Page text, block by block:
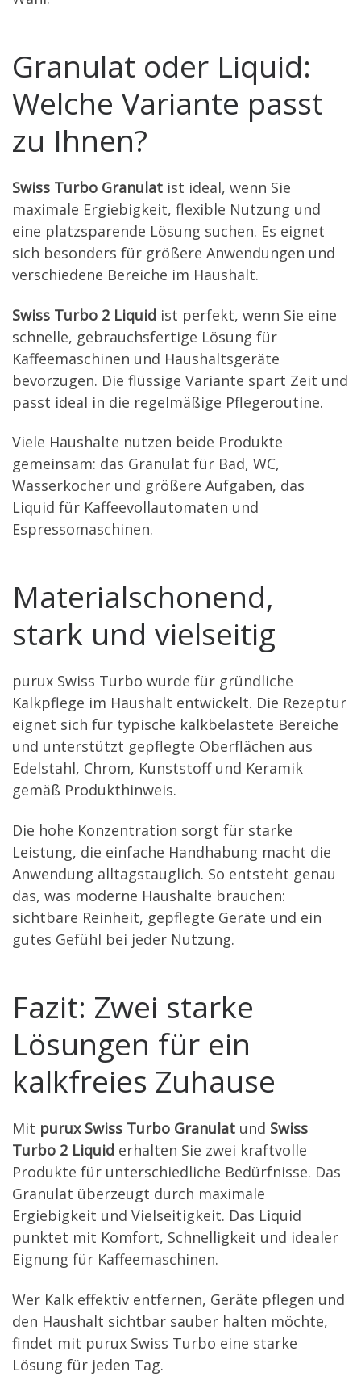
Granulat oder Liquid:
Welche Variante passt
zu Ihnen?
Swiss Turbo Granulat ist ideal, wenn Sie
maximale Ergiebigkeit, flexible Nutzung und
eine platzsparende Lösung suchen. Es eignet
sich besonders für größere Anwendungen und
verschiedene Bereiche im Haushalt.
Swiss Turbo 2 Liquid ist perfekt, wenn Sie eine
schnelle, gebrauchsfertige Lösung für
Kaffeemaschinen und Haushaltsgeräte
bevorzugen. Die flüssige Variante spart Zeit und
passt ideal in die regelmäßige Pflegeroutine.
Viele Haushalte nutzen beide Produkte
gemeinsam: das Granulat für Bad, WC,
Wasserkocher und größere Aufgaben, das
Liquid für Kaffeevollautomaten und
Espressomaschinen.
Materialschonend,
stark und vielseitig
purux Swiss Turbo wurde für gründliche
Kalkpflege im Haushalt entwickelt. Die Rezeptur
eignet sich für typische kalkbelastete Bereiche
und unterstützt gepflegte Oberflächen aus
Edelstahl, Chrom, Kunststoff und Keramik
gemäß Produkthinweis.
Die hohe Konzentration sorgt für starke
Leistung, die einfache Handhabung macht die
Anwendung alltagstauglich. So entsteht genau
das, was moderne Haushalte brauchen:
sichtbare Reinheit, gepflegte Geräte und ein
gutes Gefühl bei jeder Nutzung.
Fazit: Zwei starke
Lösungen für ein
kalkfreies Zuhause
Mit purux Swiss Turbo Granulat und Swiss
Turbo 2 Liquid erhalten Sie zwei kraftvolle
Produkte für unterschiedliche Bedürfnisse. Das
Granulat überzeugt durch maximale
Ergiebigkeit und Vielseitigkeit. Das Liquid
punktet mit Komfort, Schnelligkeit und idealer
Eignung für Kaffeemaschinen.
Wer Kalk effektiv entfernen, Geräte pflegen und
den Haushalt sichtbar sauber halten möchte,
findet mit purux Swiss Turbo eine starke
Lösung für jeden Tag.